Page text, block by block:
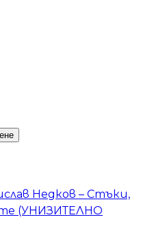
Недков – Стъки,
(УНИЗИТЕЛНО